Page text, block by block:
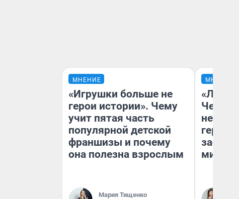
МНЕНИЕ
«Игрушки больше не
герои истории». Чему
учит пятая часть
популярной детской
франшизы и почему
она полезна взрослым
Мария Тищенко
МНЕНИЕ
«Люди
Чем
герои